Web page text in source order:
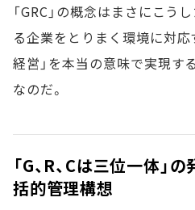
「GRC」の概念はまさにこう
る企業をとりまく環境に対応
経営」を本当の意味で実現す
なのだ。
「G、R、Cは三位一体」
括的管理構想